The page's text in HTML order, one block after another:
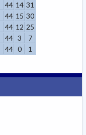
44 14 31
44 15 30
44 12 25
44 3
7
44 0
1